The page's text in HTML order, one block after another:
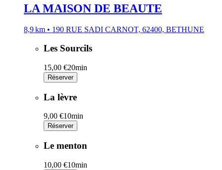
LA MAISON DE BEAUTE
8,9 km • 190 RUE SADI CARNOT, 62400, BETHUNE
Les Sourcils
15,00 €20min
Réserver
La lèvre
9,00 €10min
Réserver
Le menton
10,00 €10min